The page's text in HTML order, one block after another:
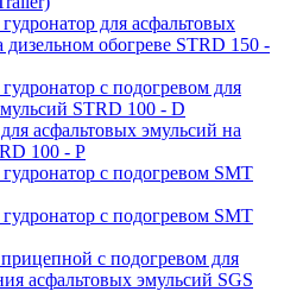
для асфальтовых
дизельном обогреве STRD 150 -
с подогревом для
STRD 100 - D
асфальтовых эмульсий на
100 - P
с подогревом SMT
с подогревом SMT
с подогревом для
асфальтовых эмульсий SGS